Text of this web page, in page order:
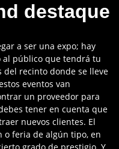
destaque
a ser una expo; hay
público que tendrá tu
recinto donde se lleve
eventos van
un proveedor para
tener en cuenta que
nuevos clientes. El
o feria de algún tipo, en